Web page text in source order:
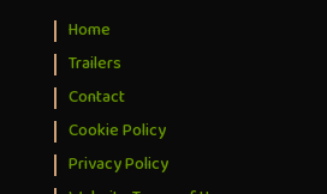
Home
Trailers
Contact
Cookie Policy
Privacy Policy